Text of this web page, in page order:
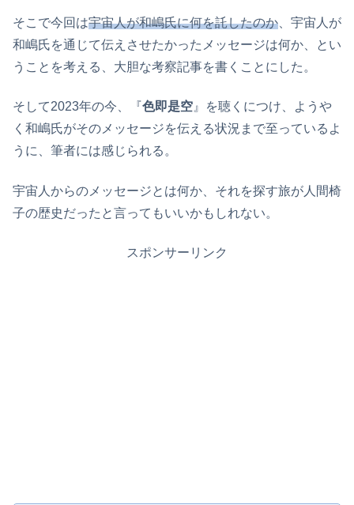
そこで今回は宇宙人が和嶋氏に何を託したのか 、宇宙人が
和嶋氏を通じて伝えさせたかったメッセージは何か、とい
うことを考える、大胆な考察記事を書くことにした。
そして2023年の今、『色即是空 』を聴くにつけ、ようや
く和嶋氏がそのメッセージを伝える状況まで至っているよ
うに、筆者には感じられる。
宇宙人からのメッセージとは何か、それを探す旅が人間椅
子の歴史だったと言ってもいいかもしれない。
スポンサーリンク